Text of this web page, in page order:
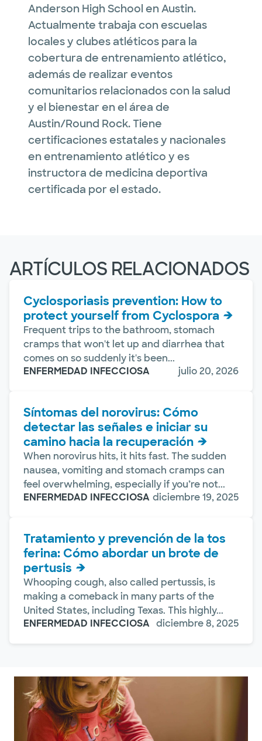
Anderson High School en Austin.
Actualmente trabaja con escuelas
locales y clubes atléticos para la
cobertura de entrenamiento atlético,
además de realizar eventos
comunitarios relacionados con la salud
y el bienestar en el área de
Austin/Round Rock. Tiene
certificaciones estatales y nacionales
en entrenamiento atlético y es
instructora de medicina deportiva
certificada por el estado.
ARTÍCULOS RELACIONADOS
Cyclosporiasis prevention: How to
protect yourself from Cyclospora
Frequent trips to the bathroom, stomach
cramps that won't let up and diarrhea that
comes on so suddenly it's been...
ENFERMEDAD INFECCIOSA
julio 20, 2026
Síntomas del norovirus: Cómo
detectar las señales e iniciar su
camino hacia la recuperación
When norovirus hits, it hits fast. The sudden
nausea, vomiting and stomach cramps can
feel overwhelming, especially if you’re not...
ENFERMEDAD INFECCIOSA diciembre 19, 2025
Tratamiento y prevención de la tos
ferina: Cómo abordar un brote de
pertusis
Whooping cough, also called pertussis, is
making a comeback in many parts of the
United States, including Texas. This highly...
ENFERMEDAD INFECCIOSA diciembre 8, 2025